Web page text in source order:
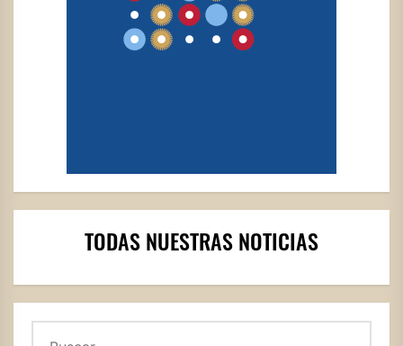
TODAS NUESTRAS NOTICIAS